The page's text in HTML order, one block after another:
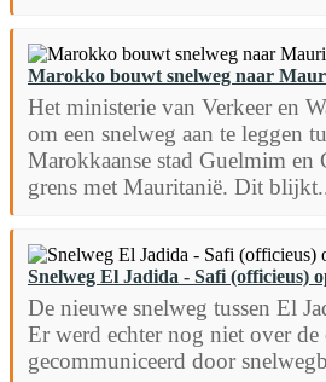
Marokko bouwt snelweg naar
Het ministerie van Verkeer en
om een snelweg aan te leggen
Marokkaanse stad Guelmim en
grens met Mauritanië. Dit
Snelweg El Jadida - Safi (officieus)
De nieuwe snelweg tussen El
Er werd echter nog niet over de
gecommuniceerd door